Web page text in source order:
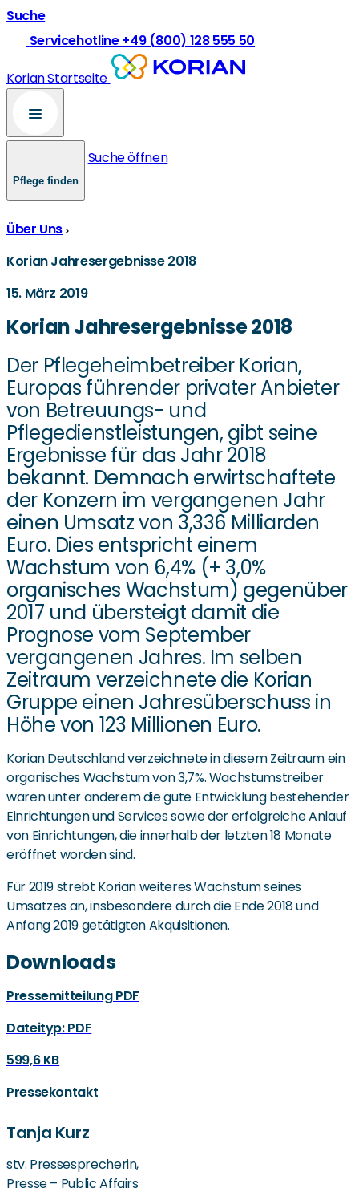
Suche
Servicehotline +49 (800) 128 555 50
Korian Startseite
Pflege finden
Suche öffnen
Über Uns
Korian Jahresergebnisse 2018
15. März 2019
Korian Jahresergebnisse 2018
Der Pflegeheimbetreiber Korian,
Europas führender privater Anbieter
von Betreuungs- und
Pflegedienstleistungen, gibt seine
Ergebnisse für das Jahr 2018
bekannt. Demnach erwirtschaftete
der Konzern im vergangenen Jahr
einen Umsatz von 3,336 Milliarden
Euro. Dies entspricht einem
Wachstum von 6,4% (+ 3,0%
organisches Wachstum) gegenüber
2017 und übersteigt damit die
Prognose vom September
vergangenen Jahres. Im selben
Zeitraum verzeichnete die Korian
Gruppe einen Jahresüberschuss in
Höhe von 123 Millionen Euro.
Korian Deutschland verzeichnete in diesem Zeitraum ein
organisches Wachstum von 3,7%. Wachstumstreiber
waren unter anderem die gute Entwicklung bestehender
Einrichtungen und Services sowie der erfolgreiche Anlauf
von Einrichtungen, die innerhalb der letzten 18 Monate
eröffnet worden sind.
Für 2019 strebt Korian weiteres Wachstum seines
Umsatzes an, insbesondere durch die Ende 2018 und
Anfang 2019 getätigten Akquisitionen.
Downloads
Pressemitteilung PDF
Dateityp: PDF
599,6 KB
Pressekontakt
Tanja Kurz
stv. Pressesprecherin,
Presse – Public Affairs